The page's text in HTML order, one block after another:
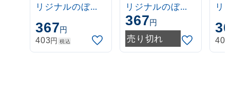
リジナルのぼり
ポール 1.6～3m
伸縮式 白
(30537***)
367円
403円 税込
リジナルのぼり
ポール 1.6～3m
伸縮式 緑
(30537GRN)
367円
売り切れ
リ
ポ
伸
403